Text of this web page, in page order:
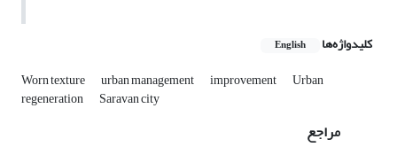
کلیدواژه‌ها English
Worn texture urban management improvement Urban
regeneration Saravan city
مراجع